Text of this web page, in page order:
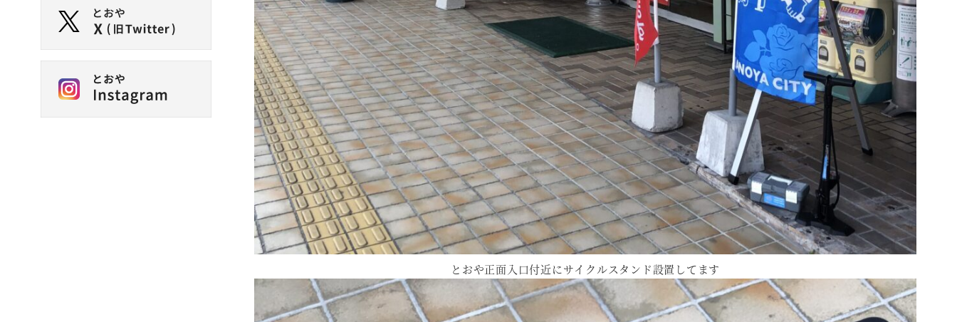
とおや正面入口付近にサイクルスタンド設置してます